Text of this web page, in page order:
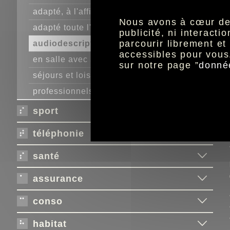
adapté, à l'affiche
adapté toute l'année
audiodescription en salle
en salle avec allociné
séjours et loisirs
professionnels, contactez-nous
sport
téléphonie
santé
assurance
conso
habitat
Nous avons à cœur
publicité, ni
parcourir librement et
accessibles pour
sur notre page ”